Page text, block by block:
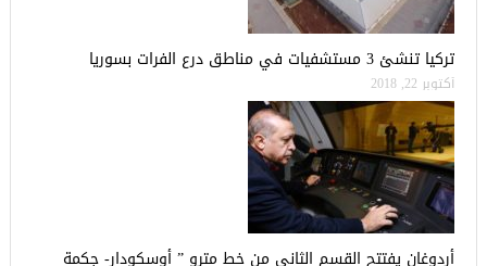
تركيا تنشئ 3 مستشفيات في مناطق درع الفرات بسوريا
أكتوبر 22, 2018
أردوغان يفتتح القسم الثاني من خط مترو ” أوسكودار- جكمة